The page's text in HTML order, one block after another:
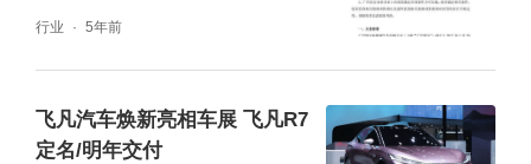
行业 5年前
飞凡汽车焕新亮相车展 飞凡R7
定名/明年交付